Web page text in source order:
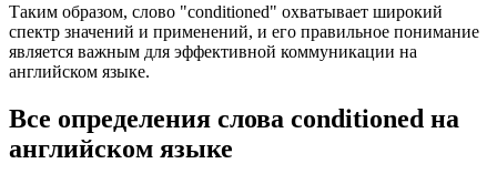
Таким образом, слово "conditioned" охватывает широкий
спектр значений и применений, и его правильное понимание
является важным для эффективной коммуникации на
английском языке.
Все определения слова conditioned на
английском языке